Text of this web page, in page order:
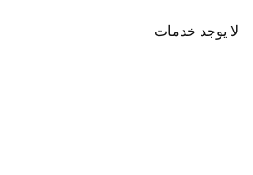
لا يوجد خدمات